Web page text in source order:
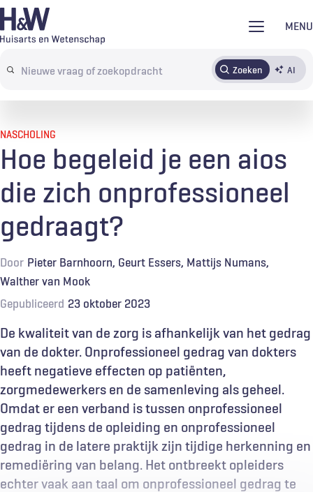
Overslaan
en
de
MENU
Search
terms
Zoeken AI
AbonnerenTijdschrift Inloggen
NASCHOLING
Hoe begeleid je een aios
die zich onprofessioneel
gedraagt?
Door Pieter Barnhoorn Geurt Essers Mattijs Numans
Walther van Mook
Gepubliceerd 23 oktober 2023
De kwaliteit van de zorg is afhankelijk van het gedrag
van de dokter. Onprofessioneel gedrag van dokters
heeft negatieve effecten op patiënten,
zorgmedewerkers en de samenleving als geheel.
Omdat er een verband is tussen onprofessioneel
gedrag tijdens de opleiding en onprofessioneel
gedrag in de latere praktijk zijn tijdige herkenning en
remediëring van belang. Het ontbreekt opleiders
echter vaak aan taal om onprofessioneel gedrag te